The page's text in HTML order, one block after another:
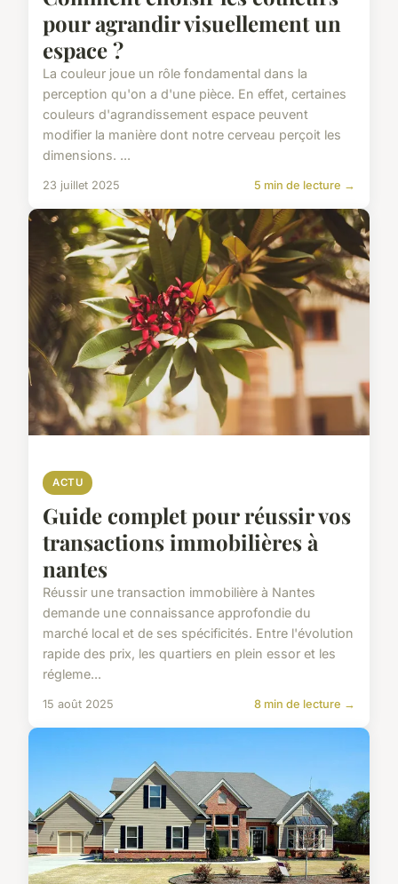
pour agrandir visuellement un
espace ?
La couleur joue un rôle fondamental dans la
perception qu'on a d'une pièce. En effet, certaines
couleurs d'agrandissement espace peuvent
modifier la manière dont notre cerveau perçoit les
dimensions. ...
23 juillet 2025 5 min de lecture →
ACTU
Guide complet pour réussir vos
transactions immobilières à
nantes
Réussir une transaction immobilière à Nantes
demande une connaissance approfondie du
marché local et de ses spécificités. Entre l'évolution
rapide des prix, les quartiers en plein essor et les
régleme...
15 août 2025 8 min de lecture →